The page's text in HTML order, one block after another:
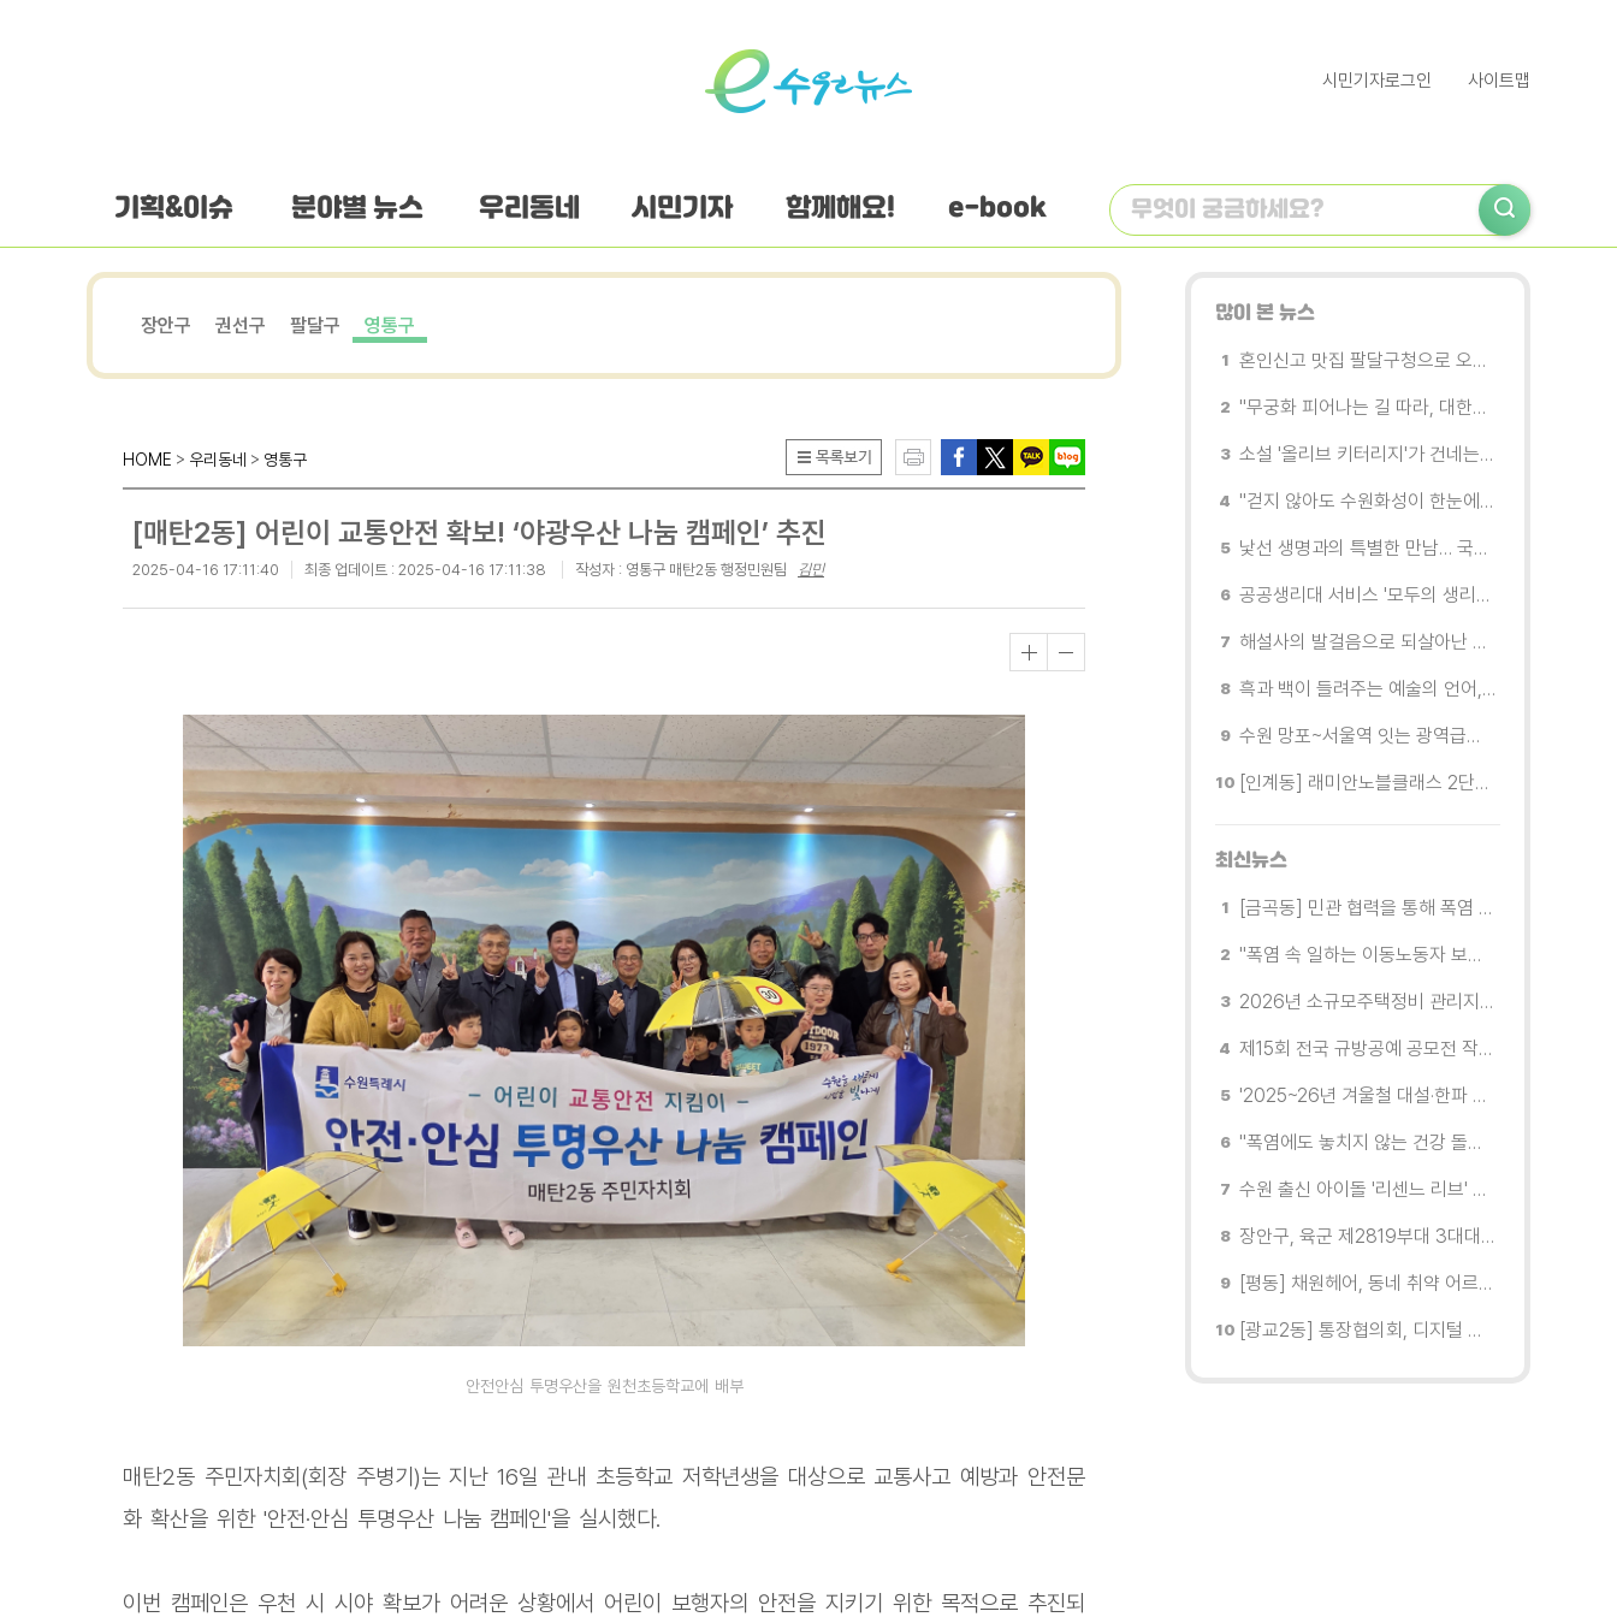
시민기자로그인 사이트맵
기획&이슈 분야별 뉴스 우리동네 시민기자 함께해요! e-book
장안구 권선구 팔달구 영통구
HOME > 우리동네 > 영통구
[매탄2동] 어린이 교통안전 확보! ‘야광우산 나눔 캠페인’ 추진
2025-04-16 17:11:40 최종 업데이트 : 2025-04-16 17:11:38 작성자 : 영통구 매탄2동 행정민원팀 김민
안전안심 투명우산을 원천초등학교에 배부
매탄2동 주민자치회(회장 주병기)는 지난 16일 관내 초등학교 저학년생을 대상으로 교통사고 예방과 안전문
화 확산을 위한 '안전·안심 투명우산 나눔 캠페인'을 실시했다.
이번 캠페인은 우천 시 시야 확보가 어려운 상황에서 어린이 보행자의 안전을 지키기 위한 목적으로 추진되
많이 본 뉴스
혼인신고 맛집 팔달구청으로 오세요
"무궁화 피어나는 길 따라, 대한민국을 걷는다"
소설 '올리브 키터리지'가 건네는 삶과 연민의 철학
"걷지 않아도 수원화성이 한눈에"…무장애 관광버스 '수원행차' 타보니
낯선 생명과의 특별한 만남… 국제전 《패트리샤 피치니니: 킨쉽》
공공생리대 서비스 '모두의 생리대' 시범 운영...수원시청·4개 구청 등에 지급기 설치
해설사의 발걸음으로 되살아난 수원의 독립운동 역사
흑과 백이 들려주는 예술의 언어, 수원시립미술관 소장품전《블랑 블랙 파노라마》
수원 망포~서울역 잇는 광역급행버스 M5165번, 8월 3일 개통
[인계동] 래미안노블클래스 2단지 경로당, 무더위 속 독거노인에게 '따뜻한 한 끼' 대접
최신뉴스
[금곡동] 민관 협력을 통해 폭염 속 취약계층 건강 챙겨
"폭염 속 일하는 이동노동자 보호한다" 8월에는 공휴일에도 '경기이동노동자 수원쉼터' 운영
2026년 소규모주택정비 관리지역(새빛타운) 후보지 공모
제15회 전국 규방공예 공모전 작품 8월 10~12일 접수
'2025~26년 겨울철 대설·한파 종합평가'에서 대설 대응 부분 최우수지자체 선정
"폭염에도 놓치지 않는 건강 돌봄" 팔달구보건소 취약계층 안부 살핀다
수원 출신 아이돌 '리센느 리브' 추천! 직접 따라가 본 수원 필수 코스
장안구, 육군 제2819부대 3대대로부터 감사장 받아
[평동] 채원헤어, 동네 취약 어르신을 위한 이미용서비스 무료 지원
[광교2동] 통장협의회, 디지털 교육 실시